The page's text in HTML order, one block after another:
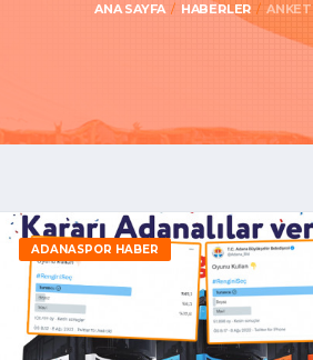
ANA SAYFA HABERLER ANKET
ADANASPOR HABER